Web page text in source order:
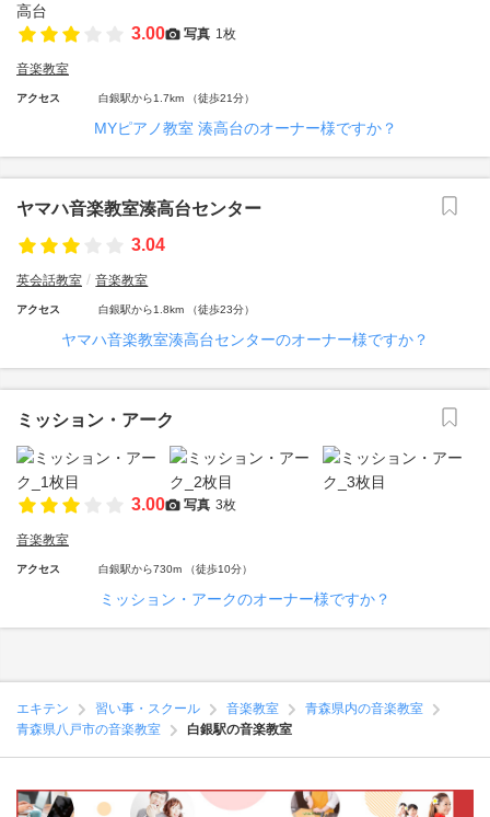
3.00 写真 1枚
音楽教室
アクセス 白銀駅から1.7km （徒歩21分）
MYピアノ教室 湊高台のオーナー様ですか？
ヤマハ音楽教室湊高台センター
3.04
英会話教室 音楽教室
アクセス 白銀駅から1.8km （徒歩23分）
ヤマハ音楽教室湊高台センターのオーナー様ですか？
ミッション・アーク
3.00 写真 3枚
音楽教室
アクセス 白銀駅から730m （徒歩10分）
ミッション・アークのオーナー様ですか？
エキテン 習い事・スクール 音楽教室
青森県内の音楽教室
青森県八戸市の音楽教室
白銀駅の音楽教室